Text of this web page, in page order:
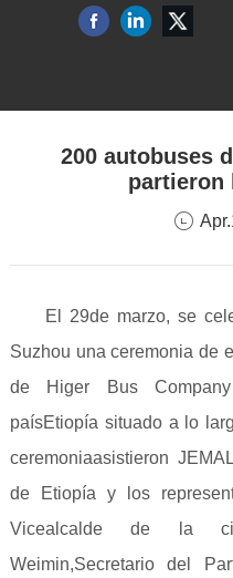
200 autobuses
partieron
El 29de marzo, se
Suzhou una ceremonia de
de Higer Bus
paísEtiopía situado a lo
ceremoniaasistieron
de Etiopía y los
Vicealcalde de la
Weimin,Secretario del